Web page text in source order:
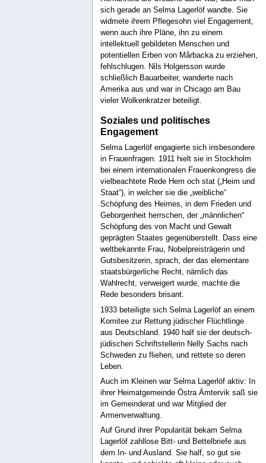
sich gerade an Selma Lagerlöf wandte. Sie
widmete ihrem Pflegesohn viel Engagement,
wenn auch ihre Pläne, ihn zu einem
intellektuell gebildeten Menschen und
potentiellen Erben von Mårbacka zu erziehen,
fehlschlugen. Nils Holgersson wurde
schließlich Bauarbeiter, wanderte nach
Amerika aus und war in Chicago am Bau
vieler Wolkenkratzer beteiligt.
Soziales und politisches
Engagement
Selma Lagerlöf engagierte sich insbesondere
in Frauenfragen. 1911 hielt sie in Stockholm
bei einem internationalen Frauenkongress die
vielbeachtete Rede Hem och stat („Heim und
Staat“), in welcher sie die „weibliche“
Schöpfung des Heimes, in dem Frieden und
Geborgenheit herrschen, der „männlichen“
Schöpfung des von Macht und Gewalt
geprägten Staates gegenüberstellt. Dass eine
weltbekannte Frau, Nobelpreisträgerin und
Gutsbesitzerin, sprach, der das elementare
staatsbürgerliche Recht, nämlich das
Wahlrecht, verweigert wurde, machte die
Rede besonders brisant.
1933 beteiligte sich Selma Lagerlöf an einem
Komitee zur Rettung jüdischer Flüchtlinge
aus Deutschland. 1940 half sie der deutsch-
jüdischen Schriftstellerin Nelly Sachs nach
Schweden zu fliehen, und rettete so deren
Leben.
Auch im Kleinen war Selma Lagerlöf aktiv: In
ihrer Heimatgemeinde Östra Ämtervik saß sie
im Gemeinderat und war Mitglied der
Armenverwaltung.
Auf Grund ihrer Popularität bekam Selma
Lagerlöf zahllose Bitt- und Bettelbriefe aus
dem In- und Ausland. Sie half, so gut sie